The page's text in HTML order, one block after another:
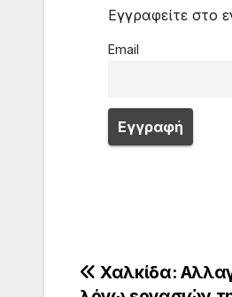
Εγγραφείτε στο
Email
Πλοήγηση
Χαλκίδα: